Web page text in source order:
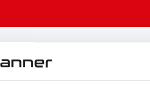
AGM PLUS